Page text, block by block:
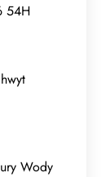
54H
Wody